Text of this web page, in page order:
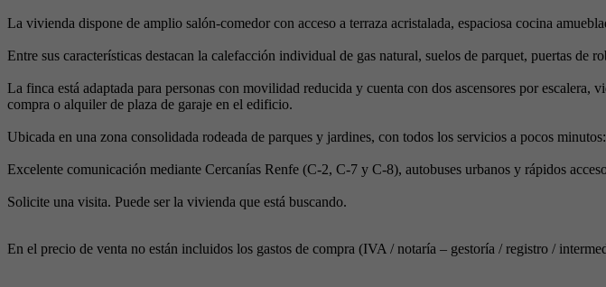
La vivienda dispone de amplio salón-comedor con acceso a terraza acristalada, espaciosa cocina
Entre sus características destacan la calefacción individual de gas natural, suelos de parquet, puertas de
La finca está adaptada para personas con movilidad reducida y cuenta con dos ascensores por
compra o alquiler de plaza de garaje en el edificio.
Ubicada en una zona consolidada rodeada de parques y jardines, con todos los servicios a pocos
Excelente comunicación mediante Cercanías Renfe (C-2, C-7 y C-8), autobuses urbanos y rápidos
Solicite una visita. Puede ser la vivienda que está buscando.
En el precio de venta no están incluidos los gastos de compra (IVA / notaría – gestoría / registro /